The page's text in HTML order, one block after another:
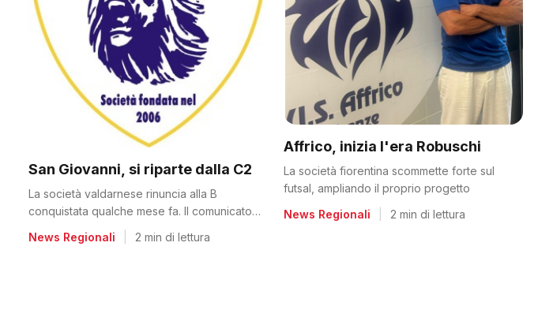
San Giovanni, si riparte dalla C2
La società valdarnese rinuncia alla B
conquistata qualche mese fa. Il comunicato
News Regionali 2 min di lettura
Affrico, inizia l'era Robuschi
La società fiorentina scommette forte sul
futsal, ampliando il proprio progetto
News Regionali
2 min di lettura